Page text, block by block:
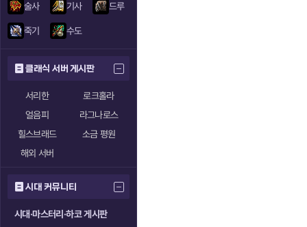
술사 기사 드루
죽기 수도
클래식 서버 게시판
서리한
로크홀라
얼음피
라그나로스
힐스브래드
소금 평원
해외 서버
시대 커뮤니티
시대·마스터리·하코 게시판